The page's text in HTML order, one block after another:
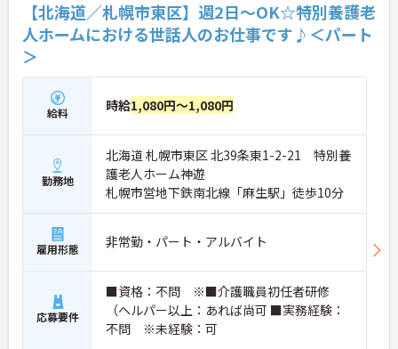
【北海道／札幌市東区】週2日～OK☆特別養護老
人ホームにおける世話人のお仕事です♪＜パート
＞
給料 時給1,080円～1,080円
勤務地
北海道 札幌市東区 北39条東1-2-21 特別養
護老人ホーム神遊
札幌市営地下鉄南北線「麻生駅」徒歩10分
雇用形態 非常勤・パート・アルバイト
応募要件
■資格：不問 ※■介護職員初任者研修
（ヘルパー以上：あれば尚可 ■実務経験：
不問 ※未経験：可